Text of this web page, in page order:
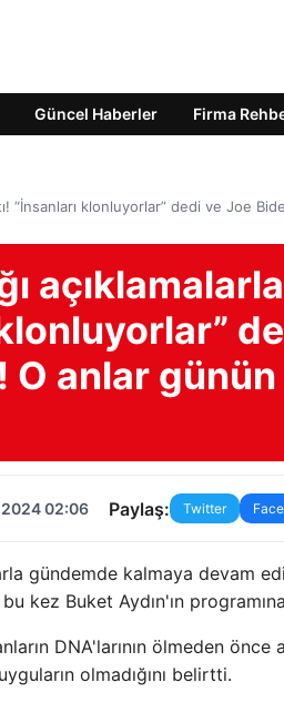
Güncel Haberler Firma
“İnsanları klonluyorlar” dedi ve Joe
O anlar günün
02:06 Paylaş: Twitter
gündemde kalmaya devam
kez Buket Aydın'ın
DNA'larının ölmeden önce
olmadığını belirtti.